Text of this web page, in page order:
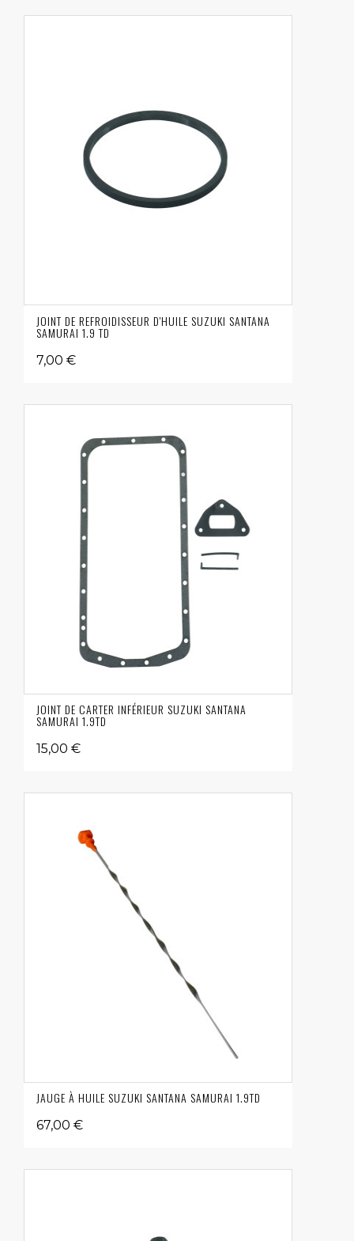
JOINT DE REFROIDISSEUR D'HUILE SUZUKI SANTANA
SAMURAI 1.9 TD
7,00 €
JOINT DE CARTER INFÉRIEUR SUZUKI SANTANA
SAMURAI 1.9TD
15,00 €
JAUGE À HUILE SUZUKI SANTANA SAMURAI 1.9TD
67,00 €